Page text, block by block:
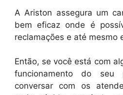
A Ariston assegura um
bem eficaz onde é
reclamações e até mesmo
Então, se você está com
funcionamento do seu
conversar com os